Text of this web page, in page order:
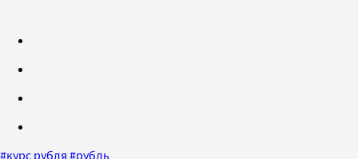
#курс рубля #рубль